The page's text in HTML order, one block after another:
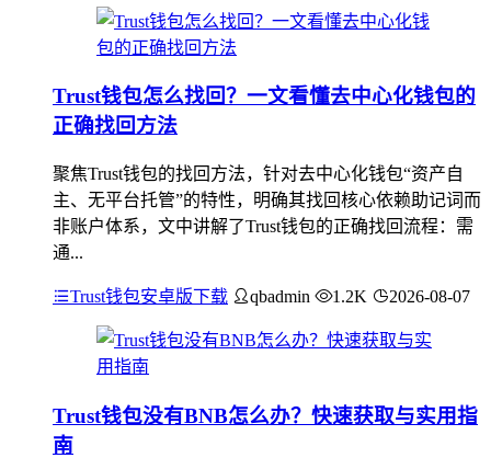
Trust钱包怎么找回？一文看懂去中心化钱包的
正确找回方法
聚焦Trust钱包的找回方法，针对去中心化钱包“资产自
主、无平台托管”的特性，明确其找回核心依赖助记词而
非账户体系，文中讲解了Trust钱包的正确找回流程：需
通...
Trust钱包安卓版下载 qbadmin 1.2K 2026-08-07
Trust钱包没有BNB怎么办？快速获取与实用指
南